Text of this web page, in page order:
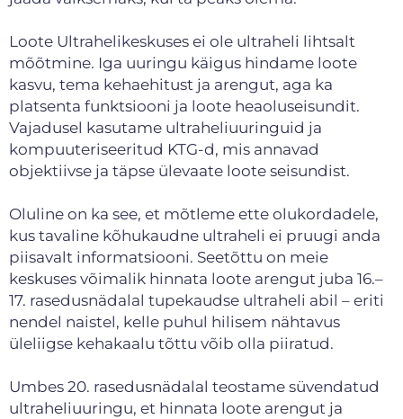
Loote Ultrahelikeskuses ei ole ultraheli lihtsalt
mõõtmine. Iga uuringu käigus hindame loote
kasvu, tema kehaehitust ja arengut, aga ka
platsenta funktsiooni ja loote heaoluseisundit.
Vajadusel kasutame ultraheliuuringuid ja
kompuuteriseeritud KTG-d, mis annavad
objektiivse ja täpse ülevaate loote seisundist.
Oluline on ka see, et mõtleme ette olukordadele,
kus tavaline kõhukaudne ultraheli ei pruugi anda
piisavalt informatsiooni. Seetõttu on meie
keskuses võimalik hinnata loote arengut juba 16.–
17. rasedusnädalal tupekaudse ultraheli abil – eriti
nendel naistel, kelle puhul hilisem nähtavus
üleliigse kehakaalu tõttu võib olla piiratud.
Umbes 20. rasedusnädalal teostame süvendatud
ultraheliuuringu, et hinnata loote arengut ja